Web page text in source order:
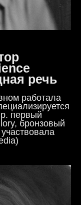
речь
работала
первый
бронзовый